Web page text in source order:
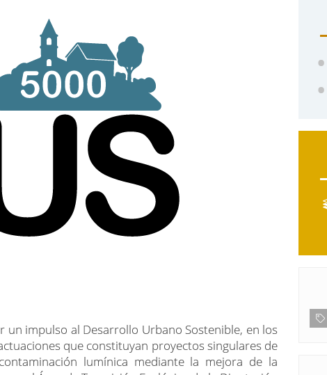
un impulso al Desarrollo Urbano Sostenible, en los
que constituyan proyectos singulares de
lumínica mediante la mejora de la